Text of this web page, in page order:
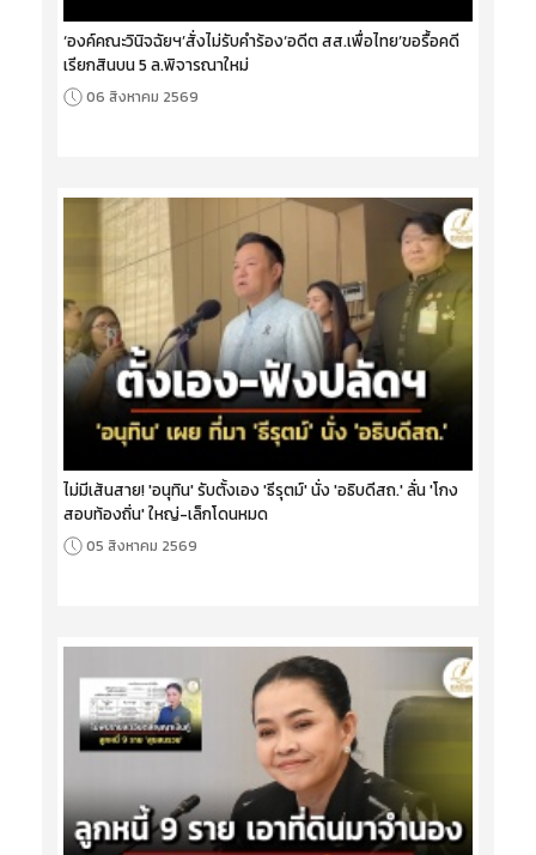
‘องค์คณะวินิจฉัยฯ’สั่งไม่รับคำร้อง‘อดีต สส.เพื่อไทย’ขอรื้อคดี
เรียกสินบน 5 ล.พิจารณาใหม่
06 สิงหาคม 2569
ไม่มีเส้นสาย! 'อนุทิน' รับตั้งเอง 'ธีรุตม์' นั่ง 'อธิบดีสถ.' ลั่น 'โกง
สอบท้องถิ่น' ใหญ่-เล็กโดนหมด
05 สิงหาคม 2569